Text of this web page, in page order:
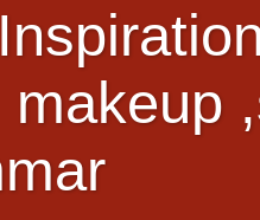
makeup